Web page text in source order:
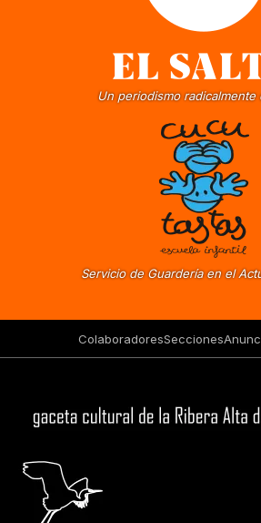
Un periodismo radicalmente
Servicio de Guardería en el
ColaboradoresSecciones